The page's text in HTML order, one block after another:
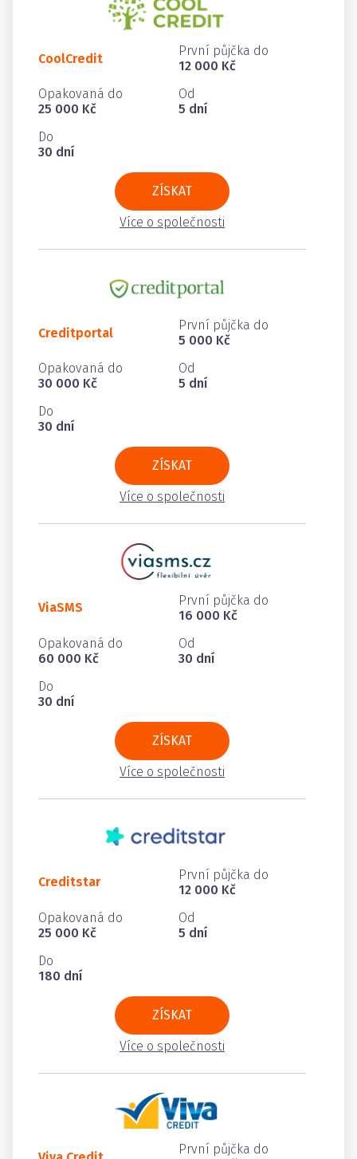
CoolCredit
První půjčka do
12 000 Kč
Opakovaná do
25 000 Kč
Od
5 dní
Do
30 dní
ZÍSKAT
Více o společnosti
Creditportal
První půjčka do
5 000 Kč
Opakovaná do
30 000 Kč
Od
5 dní
Do
30 dní
ZÍSKAT
Více o společnosti
ViaSMS
První půjčka do
16 000 Kč
Opakovaná do
60 000 Kč
Od
30 dní
Do
30 dní
ZÍSKAT
Více o společnosti
Creditstar
První půjčka do
12 000 Kč
Opakovaná do
25 000 Kč
Od
5 dní
Do
180 dní
ZÍSKAT
Více o společnosti
První půjčka do